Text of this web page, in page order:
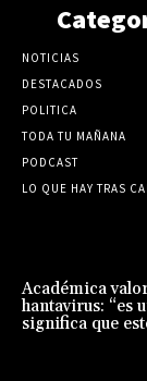
NOTICIAS
DESTACADOS
POLITICA
TODA TU MAÑANA
PODCAST
LO QUE HAY TRAS
Académica
hantavirus: “es
significa que